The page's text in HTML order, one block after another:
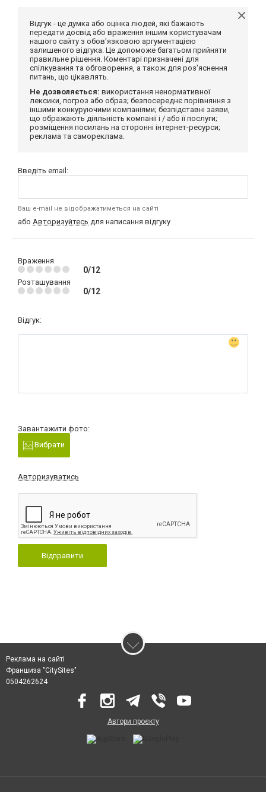
Відгук - це думка або оцінка людей, які бажають
передати досвід або враження іншим користувачам
нашого сайту з обов'язковою аргументацією
залишеного відгука. Це допоможе багатьом прийняти
правильне рішення. Коментарі призначені для
спілкування та обговорення, а також для роз'яснення
питань, що цікавлять.
Не дозволяється: використання ненормативної
лексики, погроз або образ; безпосереднє порівняння з
іншими конкуруючими компаніями; безпідставні заяви,
що ображають діяльність компанії і / або її послуги;
розміщення посилань на сторонні інтернет-ресурси;
реклама та самореклама.
Введіть email:
Ваш e-mail не відображатиметься на сайті
або Авторизуйтесь для написання відгуку
Враження
0/12
Розташування
0/12
Відгук:
Завантажити фото:
Вибрати
Авторизуватись
Відправити
Реклама на сайті
Франшиза "CitySites"
0504262624
Автори проєкту